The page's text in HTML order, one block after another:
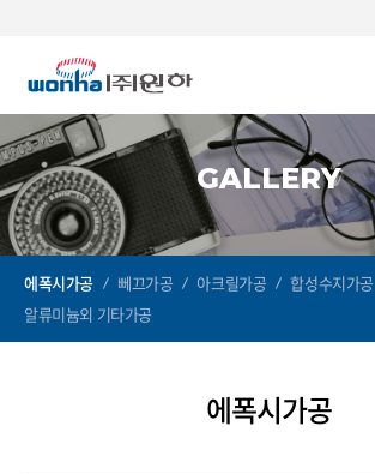
GALLERY
에폭시가공 뻬끄가공 아크릴가공 합성수지가공
알류미늄외 기타가공
에폭시가공